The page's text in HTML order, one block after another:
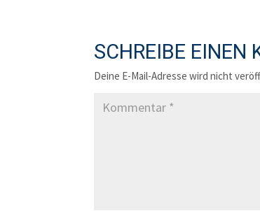
SCHREIBE EINEN
Deine E-Mail-Adresse wird nicht